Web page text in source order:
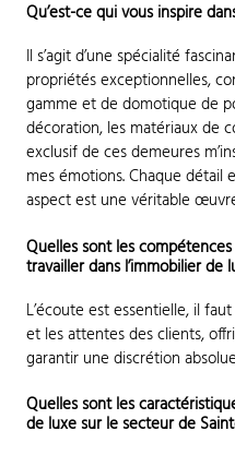
Qu’est-ce qui vous inspire
Il s’agit d’une spécialité
propriétés exceptionnelles,
gamme et de domotique de
décoration, les matériaux de
exclusif de ces demeures
mes émotions. Chaque détail
aspect est une véritable
Quelles sont les
travailler dans l’immobilier de
L’écoute est essentielle, il
et les attentes des clients,
garantir une discrétion
Quelles sont les
de luxe sur le secteur de